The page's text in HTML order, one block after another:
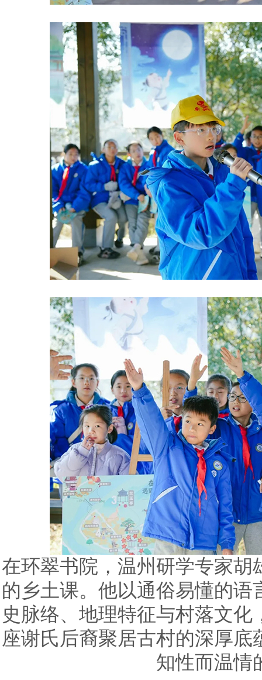
在环翠书院，温州研学专家胡
的乡土课。他以通俗易懂的
史脉络、地理特征与村落文
座谢氏后裔聚居古村的深厚
知性而温情